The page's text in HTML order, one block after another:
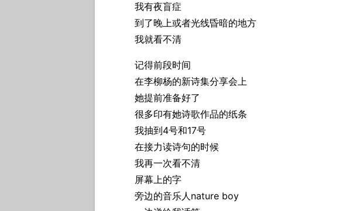
我有夜盲症
到了晚上或者光线昏暗的地方
我就看不清
记得前段时间
在李柳杨的新诗集分享会上
她提前准备好了
很多印有她诗歌作品的纸条
我抽到4号和17号
在接力读诗句的时候
我再一次看不清
屏幕上的字
旁边的音乐人nature boy